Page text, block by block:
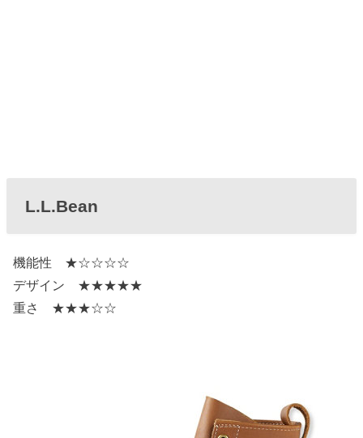
L.L.Bean
機能性 ★☆☆☆☆
デザイン ★★★★★
重さ ★★★☆☆